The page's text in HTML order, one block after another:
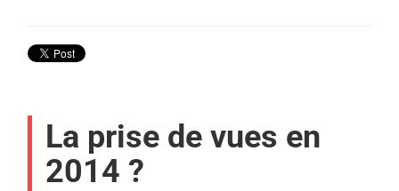
La prise de vues en
2014 ?